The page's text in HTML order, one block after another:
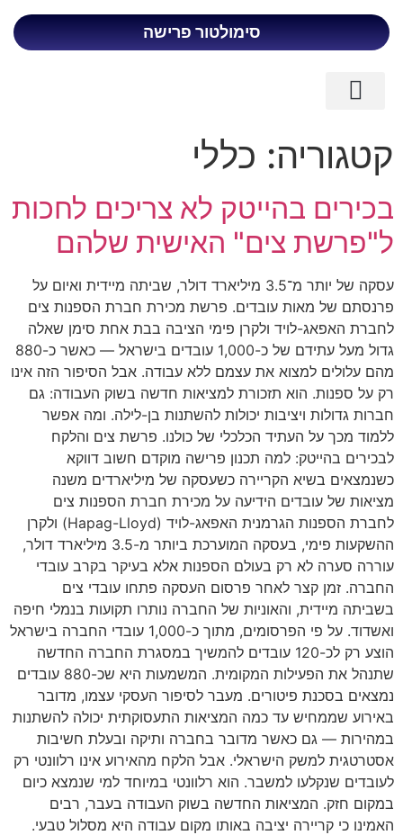
סימולטור פרישה
קטגוריה: כללי
בכירים בהייטק לא צריכים לחכות
ל"פרשת צים" האישית שלהם
עסקה של יותר מ־3.5 מיליארד דולר, שביתה מיידית ואיום על
פרנסתם של מאות עובדים. פרשת מכירת חברת הספנות צים
לחברת האפאג-לויד ולקרן פימי הציבה בבת אחת סימן שאלה
גדול מעל עתידם של כ-1,000 עובדים בישראל — כאשר כ-880
מהם עלולים למצוא את עצמם ללא עבודה. אבל הסיפור הזה אינו
רק על ספנות. הוא תזכורת למציאות חדשה בשוק העבודה: גם
חברות גדולות ויציבות יכולות להשתנות בן-לילה. ומה אפשר
ללמוד מכך על העתיד הכלכלי של כולנו. פרשת צים והלקח
לבכירים בהייטק: למה תכנון פרישה מוקדם חשוב דווקא
כשנמצאים בשיא הקריירה כשעסקה של מיליארדים משנה
מציאות של עובדים הידיעה על מכירת חברת הספנות צים
לחברת הספנות הגרמנית האפאג-לויד (Hapag-Lloyd) ולקרן
ההשקעות פימי, בעסקה המוערכת ביותר מ-3.5 מיליארד דולר,
עוררה סערה לא רק בעולם הספנות אלא בעיקר בקרב עובדי
החברה. זמן קצר לאחר פרסום העסקה פתחו עובדי צים
בשביתה מיידית, והאוניות של החברה נותרו תקועות בנמלי חיפה
ואשדוד. על פי הפרסומים, מתוך כ-1,000 עובדי החברה בישראל
הוצע רק לכ-120 עובדים להמשיך במסגרת החברה החדשה
שתנהל את הפעילות המקומית. המשמעות היא שכ-880 עובדים
נמצאים בסכנת פיטורים. מעבר לסיפור העסקי עצמו, מדובר
באירוע שממחיש עד כמה המציאות התעסוקתית יכולה להשתנות
במהירות — גם כאשר מדובר בחברה ותיקה ובעלת חשיבות
אסטרטגית למשק הישראלי. אבל הלקח מהאירוע אינו רלוונטי רק
לעובדים שנקלעו למשבר. הוא רלוונטי במיוחד למי שנמצא כיום
במקום חזק. המציאות החדשה בשוק העבודה בעבר, רבים
האמינו כי קריירה יציבה באותו מקום עבודה היא מסלול טבעי.